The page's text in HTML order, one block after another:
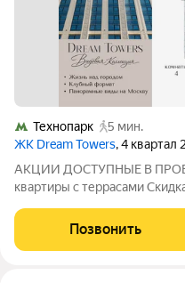
Технопарк
5 мин.
ЖК Dream Towers, 4 квартал
АКЦИИ ДОСТУПНЫЕ В
квартиры с террасами
коллекция квартиры на верхних этажах Dream Towers с
панорамными видовыми
Позвонить